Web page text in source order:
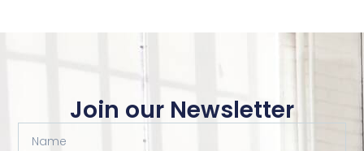
Join our Newsletter